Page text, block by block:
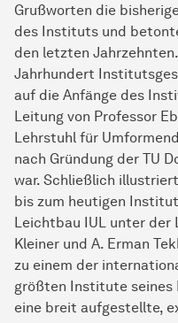
Grußworten die
des Instituts und
den letzten
Jahrhundert
auf die Anfänge des
Leitung von Professor
Lehrstuhl für
nach Gründung der TU
war. Schließlich
bis zum heutigen
Leichtbau IUL unter der
Kleiner und A. Erman
zu einem der
größten Institute seines
eine breit aufgestellte,